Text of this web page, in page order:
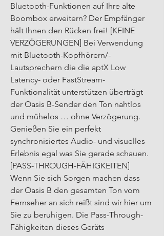
Bluetooth-Funktionen auf Ihre alte
Boombox erweitern? Der Empfänger
hält Ihnen den Rücken frei! [KEINE
VERZÖGERUNGEN] Bei Verwendung
mit Bluetooth-Kopfhörern/-
Lautsprechern die die aptX Low
Latency- oder FastStream-
Funktionalität unterstützen überträgt
der Oasis B-Sender den Ton nahtlos
und mühelos … ohne Verzögerung.
Genießen Sie ein perfekt
synchronisiertes Audio- und visuelles
Erlebnis egal was Sie gerade schauen.
[PASS-THROUGH-FÄHIGKEITEN]
Wenn Sie sich Sorgen machen dass
der Oasis B den gesamten Ton vom
Fernseher an sich reißt sind wir hier um
Sie zu beruhigen. Die Pass-Through-
Fähigkeiten dieses Geräts